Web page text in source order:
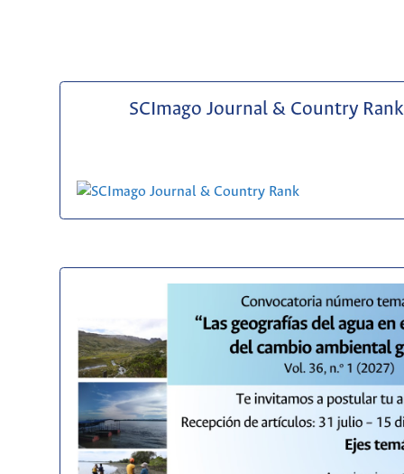
SCImago Journal & Country Rank